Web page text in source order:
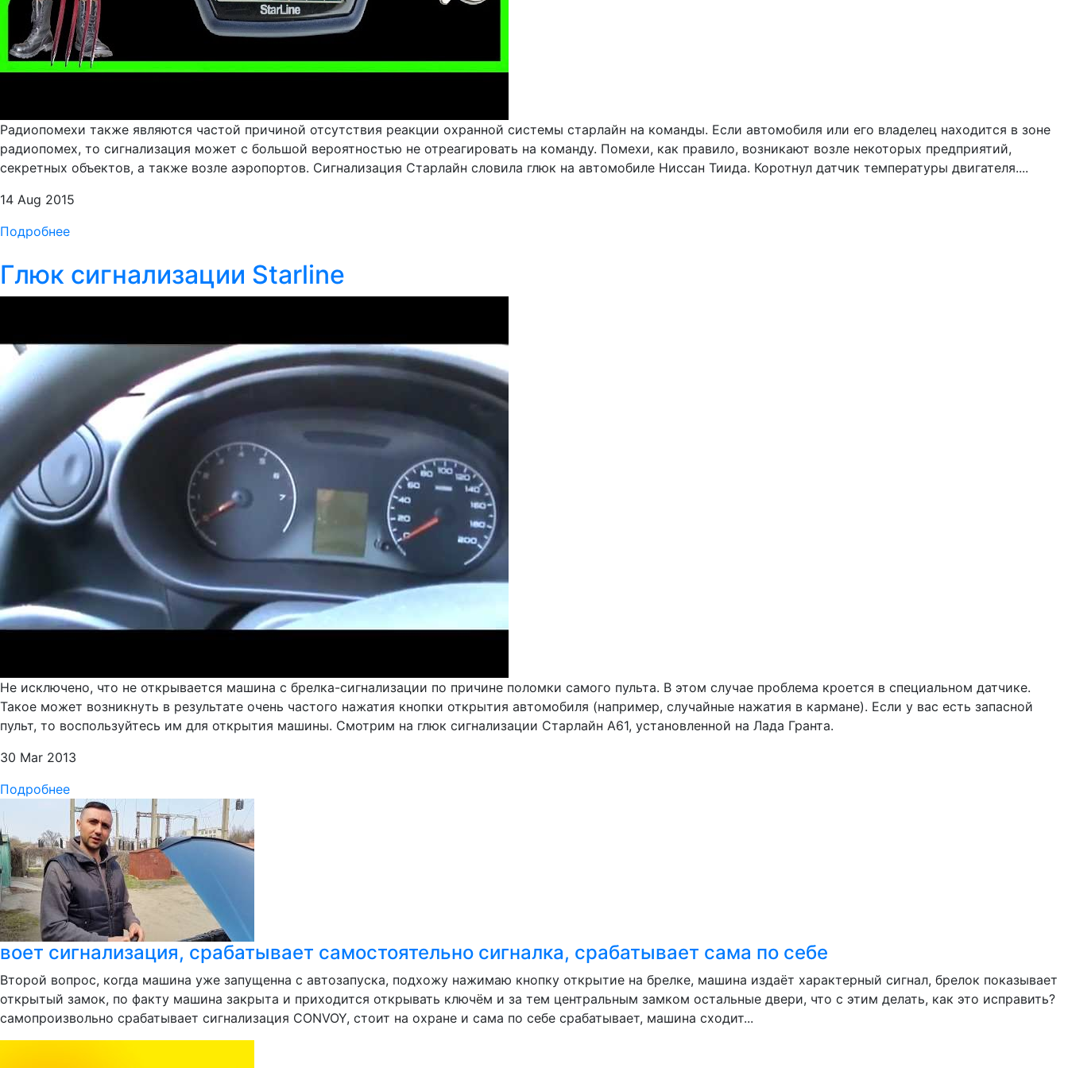
Радиопомехи также являются частой причиной отсутствия реакции охранной системы старлайн на команды. Если автомобиля или его владелец находится в зоне
радиопомех, то сигнализация может с большой вероятностью не отреагировать на команду. Помехи, как правило, возникают возле некоторых предприятий,
секретных объектов, а также возле аэропортов. Сигнализация Старлайн словила глюк на автомобиле Ниссан Тиида. Коротнул датчик температуры двигателя....
14 Aug 2015
Подробнее
Глюк сигнализации Starline
Не исключено, что не открывается машина с брелка-сигнализации по причине поломки самого пульта. В этом случае проблема кроется в специальном датчике.
Такое может возникнуть в результате очень частого нажатия кнопки открытия автомобиля (например, случайные нажатия в кармане). Если у вас есть запасной
пульт, то воспользуйтесь им для открытия машины. Смотрим на глюк сигнализации Старлайн А61, установленной на Лада Гранта.
30 Mar 2013
Подробнее
воет сигнализация, срабатывает самостоятельно сигналка, срабатывает сама по себе
Второй вопрос, когда машина уже запущенна с автозапуска, подхожу нажимаю кнопку открытие на брелке, машина издаёт характерный сигнал, брелок показывает
открытый замок, по факту машина закрыта и приходится открывать ключём и за тем центральным замком остальные двери, что с этим делать, как это исправить?
самопроизвольно срабатывает сигнализация CONVOY, стоит на охране и сама по себе срабатывает, машина сходит...